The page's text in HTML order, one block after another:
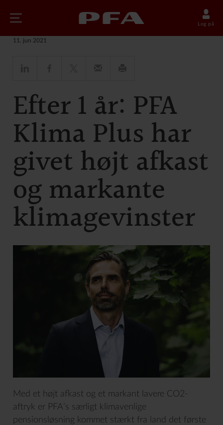
Log på
Nyheder
11. jun 2021
Efter 1 år: PFA
Klima Plus har
givet højt afkast
og markante
klimagevinster
Med et højt afkast og et markant lavere CO2-
aftryk er PFA’s særligt klimavenlige
pensionsløsning kommet stærkt fra land det første